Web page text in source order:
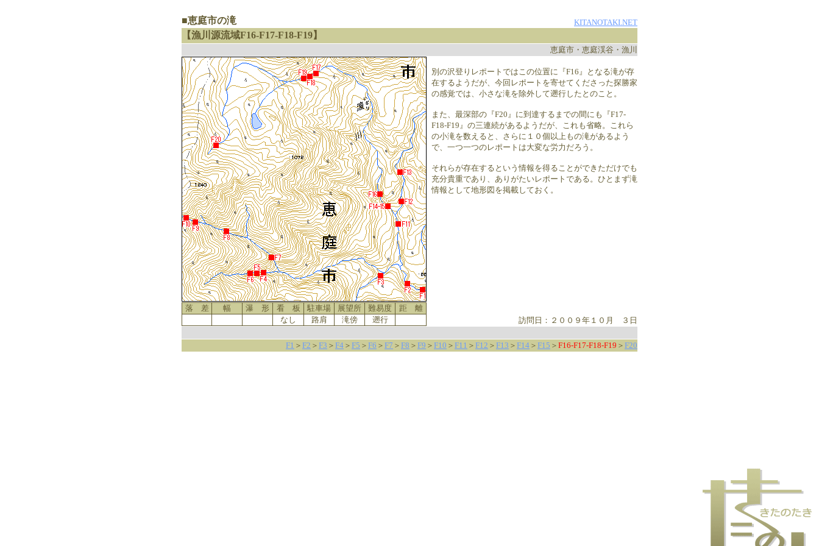
■恵庭市の滝 KITANOTAKI.NET
【漁川源流域F16-F17-F18-F19】
恵庭市・恵庭渓谷・漁川
別の沢登りレポートではこの位置に『F16』となる滝が存
在するようだが、今回レポートを寄せてくださった探勝家
の感覚では、小さな滝を除外して遡行したとのこと。
また、最深部の『F20』に到達するまでの間にも『F17-
F18-F19』の三連続があるようだが、これも省略。これら
の小滝を数えると、さらに１０個以上もの滝があるよう
で、一つ一つのレポートは大変な労力だろう。
それらが存在するという情報を得ることができただけでも
充分貴重であり、ありがたいレポートである。ひとまず滝
情報として地形図を掲載しておく。
落 差 幅 瀑 形 看 板 駐車場 展望所 難易度
距 離
なし
路肩 滝傍 遡行 訪問日：２００９年１０月 ３日
F1 ＞ F2 ＞ F3 ＞ F4 ＞ F5 ＞ F6 ＞ F7 ＞ F8 ＞ F9 ＞ F10 ＞ F11 ＞ F12 ＞ F13 ＞ F14 ＞ F15 ＞ F16-F17-F18-F19 ＞ F20